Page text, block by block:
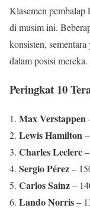
Klasemen
di musim ini.
konsisten,
dalam posisi mereka.
Peringkat 10
Max Verstappen
Lewis Hamilton
Charles Leclerc
Sergio Pérez–
Carlos Sainz–
Lando Norris–